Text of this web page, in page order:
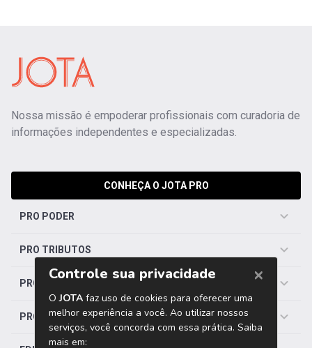
Nossa missão é empoderar profissionais com curadoria de
informações independentes e especializadas.
CONHEÇA O JOTA PRO
PRO PODER
PRO TRIBUTOS
PRO TRABALHISTA
PRO SAÚDE